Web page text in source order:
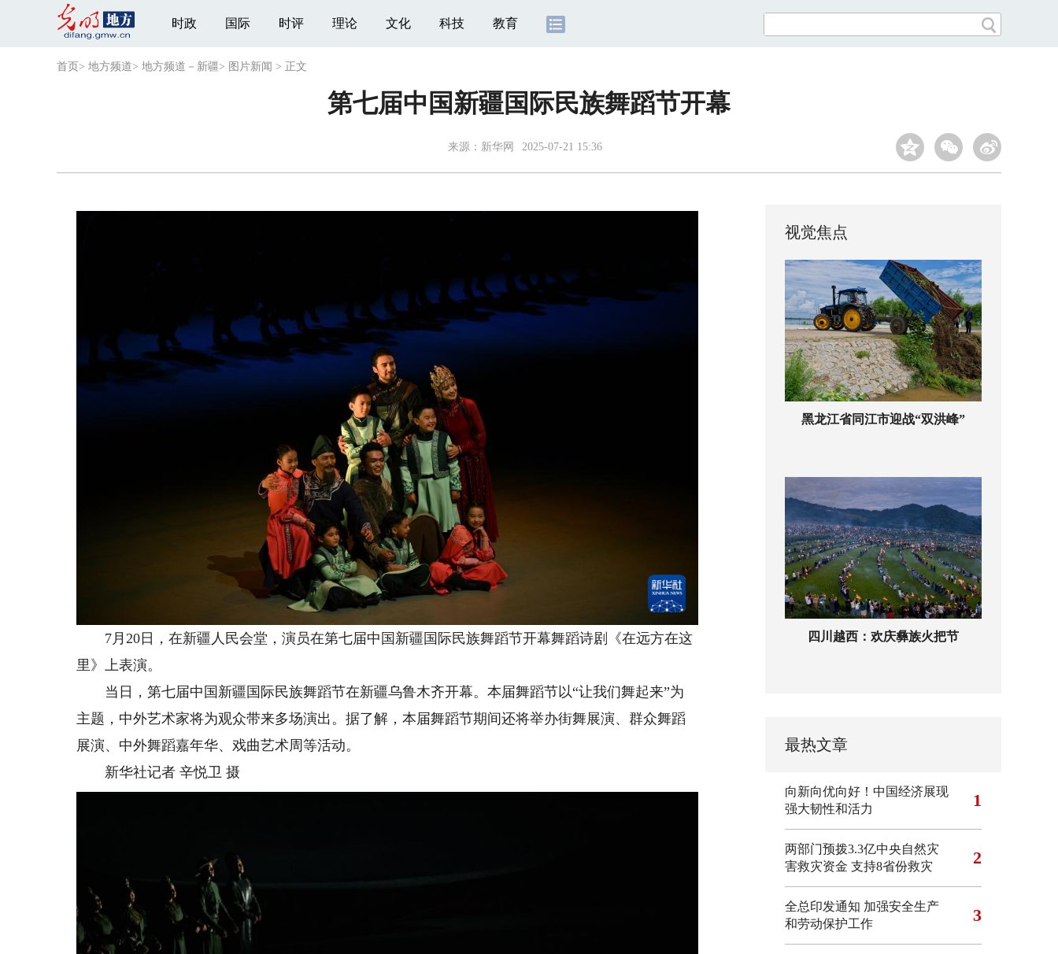
时政 国际 时评 理论 文化 科技 教育
首页 > 地方频道> 地方频道－新疆> 图片新闻 > 正文
第七届中国新疆国际民族舞蹈节开幕
来源： 新华网 2025-07-21 15:36
7月20日，在新疆人民会堂，演员在第七届中国新疆国际民族舞蹈节开幕舞蹈诗剧《在远方在这
里》上表演。
当日，第七届中国新疆国际民族舞蹈节在新疆乌鲁木齐开幕。本届舞蹈节以“让我们舞起来”为
主题，中外艺术家将为观众带来多场演出。据了解，本届舞蹈节期间还将举办街舞展演、群众舞蹈
展演、中外舞蹈嘉年华、戏曲艺术周等活动。
新华社记者 辛悦卫 摄
视觉焦点
黑龙江省同江市迎战“双洪峰”
四川越西：欢庆彝族火把节
最热文章
向新向优向好！中国经济展现
强大韧性和活力
1
两部门预拨3.3亿中央自然灾
害救灾资金 支持8省份救灾
2
全总印发通知 加强安全生产
和劳动保护工作
3